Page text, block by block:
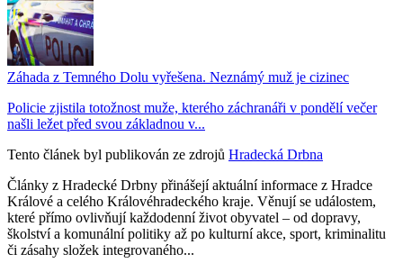
Záhada z Temného Dolu vyřešena. Neznámý muž je cizinec
Policie zjistila totožnost muže, kterého záchranáři v pondělí večer
našli ležet před svou základnou v...
Tento článek byl publikován ze zdrojů Hradecká Drbna
Články z Hradecké Drbny přinášejí aktuální informace z Hradce
Králové a celého Královéhradeckého kraje. Věnují se událostem,
které přímo ovlivňují každodenní život obyvatel – od dopravy,
školství a komunální politiky až po kulturní akce, sport, kriminalitu
či zásahy složek integrovaného...